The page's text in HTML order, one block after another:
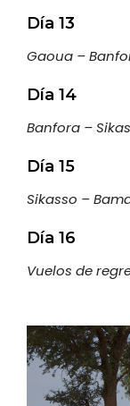
Día 13
Gaoua –
Día 14
Banfora –
Día 15
Sikasso –
Día 16
Vuelos de